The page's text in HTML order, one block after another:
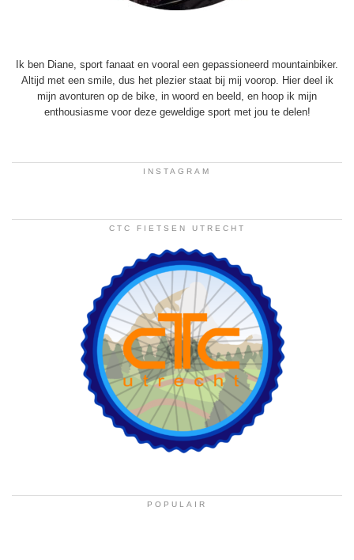
Ik ben Diane, sport fanaat en vooral een gepassioneerd mountainbiker.
Altijd met een smile, dus het plezier staat bij mij voorop. Hier deel ik
mijn avonturen op de bike, in woord en beeld, en hoop ik mijn
enthousiasme voor deze geweldige sport met jou te delen!
INSTAGRAM
CTC FIETSEN UTRECHT
POPULAIR